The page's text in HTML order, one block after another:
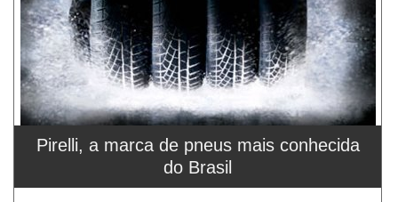
Pirelli, a marca de pneus mais conhecida
do Brasil